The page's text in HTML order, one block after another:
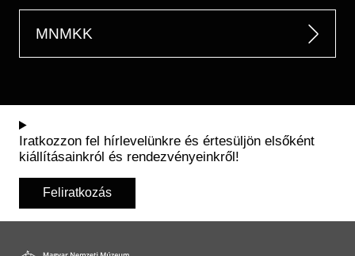
MNMKK
Iratkozzon fel hírlevelünkre és értesüljön elsőként
kiállításainkról és rendezvényeinkről!
Feliratkozás